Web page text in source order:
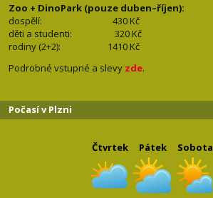
Zoo + DinoPark (pouze duben–říjen):
dospělí: 430 Kč
děti a studenti: 320 Kč
rodiny (2+2): 1410 Kč
Podrobné vstupné a slevy zde.
Počasí v Plzni
Čtvrtek Pátek Sobota